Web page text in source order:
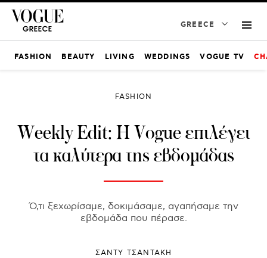
GREECE
FASHION BEAUTY LIVING WEDDINGS VOGUE TV
FASHION
Weekly Edit: Η Vogue επιλέγει
τα καλύτερα της εβδομάδας
Ό,τι ξεχωρίσαμε, δοκιμάσαμε, αγαπήσαμε την
εβδομάδα που πέρασε.
ΣΑΝΤΥ ΤΣΑΝΤΑΚΗ